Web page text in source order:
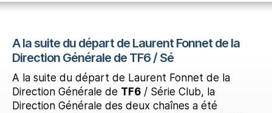
A la suite du départ de Laurent Fonnet de la
Direction Générale de TF6 / Sé
A la suite du départ de Laurent Fonnet de la
Direction Générale de TF6 / Série Club, la
Direction Générale des deux chaînes a été